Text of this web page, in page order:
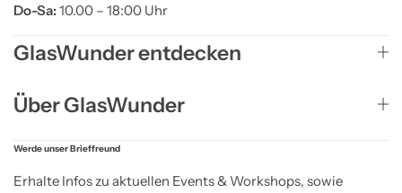
Do-Sa:10.00 – 18:00 Uhr
GlasWunder entdecken
Über GlasWunder
Werde unser Brieffreund
Erhalte Infos zu aktuellen Events & Workshops, sowie